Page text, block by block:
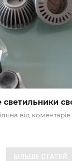
від коментарів
БІЛЬШЕ СТАТЕЙ